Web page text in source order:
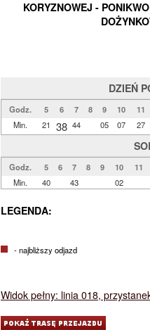
KORYZNOWEJ -
DZIEŃ
Godz. 5 6 7 8 9 10
11
Min.
21 38 44 05 07 27
Godz. 5 6 7 8 9 10
11
Min.
40 43 02
LEGENDA:
- najbliższy odjazd
Widok pełny: linia 018,